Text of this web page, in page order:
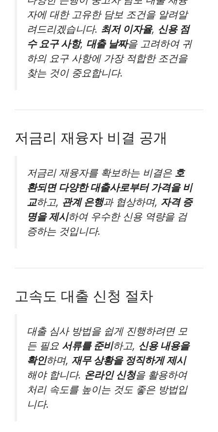
자에 대한 고유한 담보 조건을 알려알
려드리겠습니다. 최저 이자율, 신용 점
수 요구 사항, 대출 날짜을 고려하여 귀
하의 요구 사항에 가장 적합한 조건을
찾는 것이 중요합니다.
저금리 재융자 비결 공개
저금리 재융자를 확보하는 비결은 호
환되면 다양한 대출사로부터 가격을 비
교하고, 관계 은행과 협상하며, 자격 증
명을 제시하여 우수한 신용 역량을 검
증하는 것입니다.
고속도 대출 신청 절차
대출 심사 방법을 쉽게 진행하려면 모
든 필요 서류를 준비하고, 신용 내용을
확인하며, 재무 상황을 정직하게 제시
해야 합니다. 온라인 신청을 활용하여
처리 속도를 높이는 것도 좋은 방법입
니다.